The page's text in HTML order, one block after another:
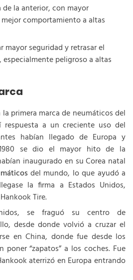
la anterior, con mayor
comportamiento a altas
mayor seguridad y retrasar el
peligroso a altas
la primera marca de neumáticos del
respuesta a un creciente uso del
habían llegado de Europa y
se dio el mayor hito de la
inaugurado en su Corea natal
del mundo, lo que ayudó a
la firma a Estados Unidos,
Tire.
se fraguó su centro de
desde donde volvió a cruzar el
en China, donde fue desde los
poner “zapatos” a los coches. Fue
aterrizó en Europa entrando